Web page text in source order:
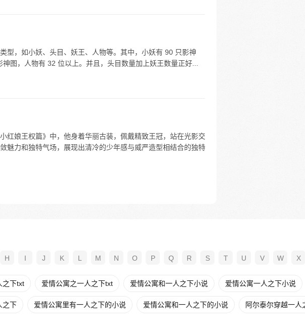
型，如小妖、头目、妖王、人物等。其中，小妖有 90 只影神
图，人物有 32 位以上。并且，头目数量加上妖王数量正好...
红娘王权篇》中，他身着华丽古装，佩戴精致王冠，站在光影交
魅力和独特气场，展现出清冷的少年感与威严造型相结合的独特
H I J K L M N O P Q R S T U V W X
之下txt 爱情公寓之一人之下txt 爱情公寓和一人之下小说 爱情公寓一人之下小说
之下 爱情公寓里有一人之下的小说 爱情公寓和一人之下的小说 阿尔泰尔穿越一人